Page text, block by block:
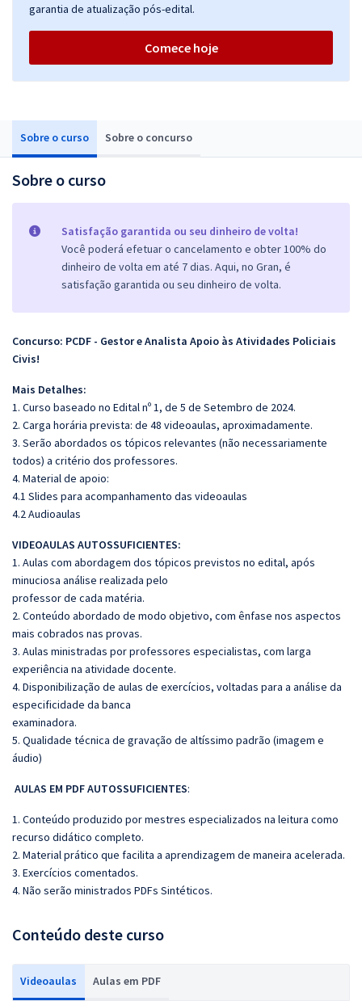
Sobre o curso Sobre o concurso
Sobre o curso
Satisfação garantida ou seu dinheiro de volta!
Você poderá efetuar o cancelamento e obter 100% do
dinheiro de volta em até 7 dias. Aqui, no Gran, é
satisfação garantida ou seu dinheiro de volta.
Concurso: PCDF - Gestor e Analista Apoio às Atividades Policiais
Civis!
Mais Detalhes:
1. Curso baseado no Edital nº 1, de 5 de Setembro de 2024.
2. Carga horária prevista: de 48 videoaulas, aproximadamente.
3. Serão abordados os tópicos relevantes (não necessariamente
todos) a critério dos professores.
4. Material de apoio:
4.1 Slides para acompanhamento das videoaulas
4.2 Audioaulas
VIDEOAULAS AUTOSSUFICIENTES:
1. Aulas com abordagem dos tópicos previstos no edital, após
minuciosa análise realizada pelo
professor de cada matéria.
2. Conteúdo abordado de modo objetivo, com ênfase nos aspectos
mais cobrados nas provas.
3. Aulas ministradas por professores especialistas, com larga
experiência na atividade docente.
4. Disponibilização de aulas de exercícios, voltadas para a análise da
especificidade da banca
examinadora.
5. Qualidade técnica de gravação de altíssimo padrão (imagem e
áudio)
AULAS EM PDF AUTOSSUFICIENTES:
1. Conteúdo produzido por mestres especializados na leitura como
recurso didático completo.
2. Material prático que facilita a aprendizagem de maneira acelerada.
3. Exercícios comentados.
4. Não serão ministrados PDFs Sintéticos.
Conteúdo deste curso
Videoaulas Aulas em PDF
garantia de atualização pós-edital.
Comece hoje